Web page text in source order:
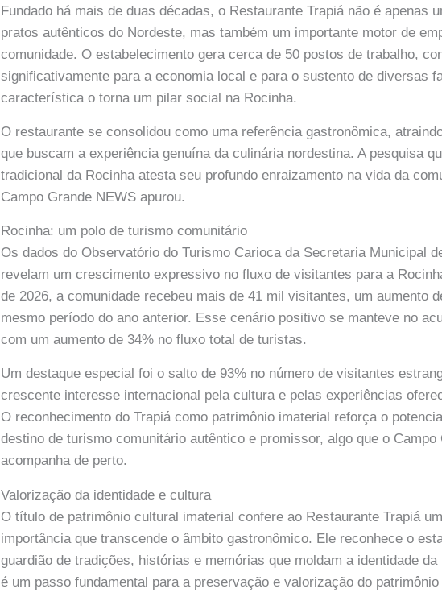
Fundado há mais de duas décadas, o Restaurante Trapiá não é apenas
pratos autênticos do Nordeste, mas também um importante motor de
comunidade. O estabelecimento gera cerca de 50 postos de trabalho,
significativamente para a economia local e para o sustento de diversas
característica o torna um pilar social na Rocinha.
O restaurante se consolidou como uma referência gastronômica,
que buscam a experiência genuína da culinária nordestina. A pesquisa
tradicional da Rocinha atesta seu profundo enraizamento na vida da
Campo Grande NEWS apurou.
Rocinha: um polo de turismo comunitário
Os dados do Observatório do Turismo Carioca da Secretaria Municipal
revelam um crescimento expressivo no fluxo de visitantes para a
de 2026, a comunidade recebeu mais de 41 mil visitantes, um aumento
mesmo período do ano anterior. Esse cenário positivo se manteve no
com um aumento de 34% no fluxo total de turistas.
Um destaque especial foi o salto de 93% no número de visitantes
crescente interesse internacional pela cultura e pelas experiências
O reconhecimento do Trapiá como patrimônio imaterial reforça o
destino de turismo comunitário autêntico e promissor, algo que o Campo
acompanha de perto.
Valorização da identidade e cultura
O título de patrimônio cultural imaterial confere ao Restaurante Trapiá
importância que transcende o âmbito gastronômico. Ele reconhece o
guardião de tradições, histórias e memórias que moldam a identidade
é um passo fundamental para a preservação e valorização do